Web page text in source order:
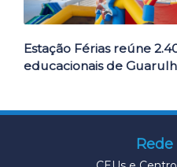
Estação Férias reúne
educacionais de
Rede